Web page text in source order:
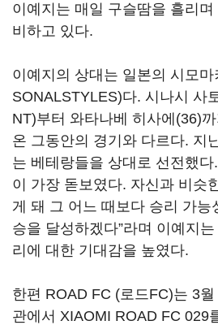
이예지는 매일 구슬땀을 흘리
비하고 있다.
이예지의 상대는 일본의 시모
SONALSTYLES)다. 시나시 사
NT)부터 와타나베 히사에(36)
온 그동안의 경기와 다르다. 지
는 베테랑들을 상대로 선전했
이 가장 돋보였다. 자신과 비슷
게 돼 그 어느 때보다 승리 가능
승을 달성하겠다”라며 이예지
리에 대한 기대감을 높였다.
한편 ROAD FC (로드FC)는 3
관에서 XIAOMI ROAD FC 029